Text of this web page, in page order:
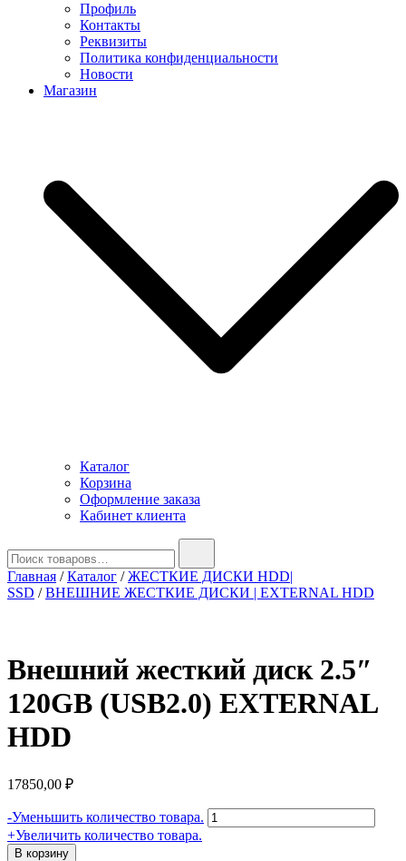
Профиль
Контакты
Реквизиты
Политика конфиденциальности
Новости
Магазин
Каталог
Корзина
Оформление заказа
Кабинет клиента
Главная /Каталог /ЖЕСТКИЕ ДИСКИ HDD|
SSD /ВНЕШНИЕ ЖЕСТКИЕ ДИСКИ | EXTERNAL HDD
Внешний жесткий диск 2.5″
120GB (USB2.0) EXTERNAL
HDD
17850,00 ₽
-Уменьшить количество товара. Количество
товара
+Увеличить количество товара.
В корзину